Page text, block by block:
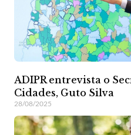
ADIPR entrevista o
Cidades, Guto Silva
28/08/2025